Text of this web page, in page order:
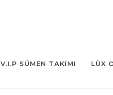
V.I.P SÜMEN TAKIMI LÜX